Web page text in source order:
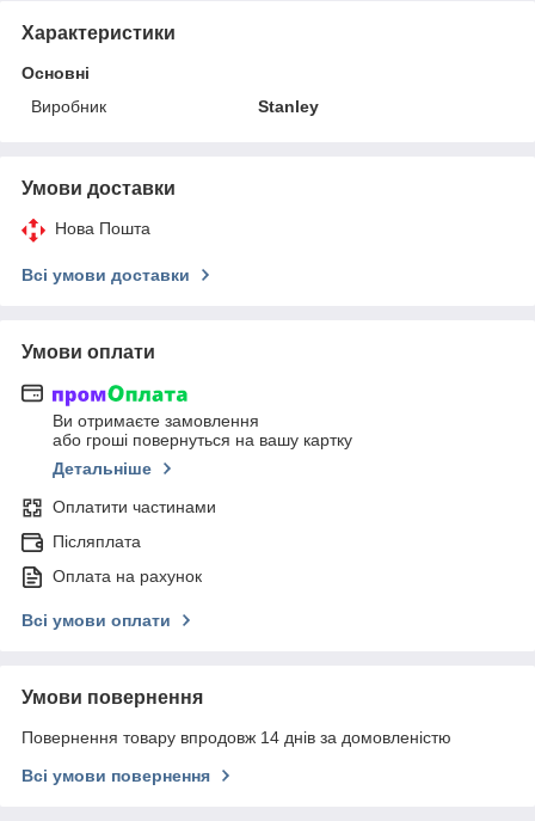
Характеристики
Основні
Виробник
Stanley
Умови доставки
Нова Пошта
Всі умови доставки
Умови оплати
Ви отримаєте замовлення
або гроші повернуться на вашу картку
Детальніше
Оплатити частинами
Післяплата
Оплата на рахунок
Всі умови оплати
Умови повернення
Повернення товару впродовж 14 днів за домовленістю
Всі умови повернення